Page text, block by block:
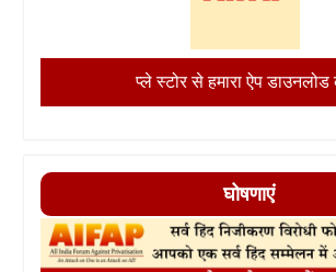
प्ले स्टोर से हमारा ऐप
घोषणाएं